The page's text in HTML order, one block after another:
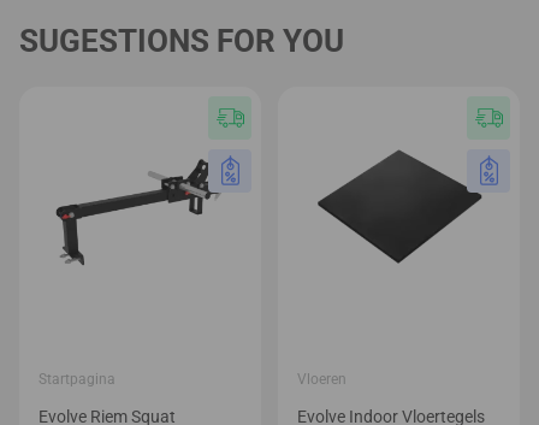
SUGESTIONS FOR YOU
Startpagina
Evolve Riem Squat
Vloeren
Evolve Indoor Vloertegels